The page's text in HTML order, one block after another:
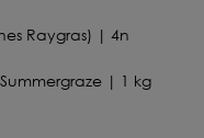
Raygras) | 4n
| 1 kg
| Reverent | 1 kg